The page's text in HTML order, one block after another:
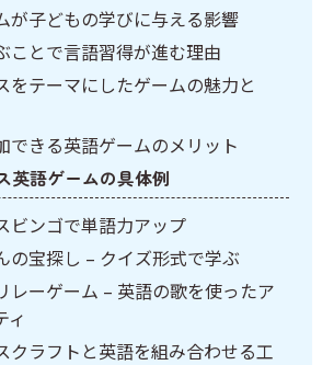
が子どもの学びに与える影響
ことで言語習得が進む理由
をテーマにしたゲームの魅力と
できる英語ゲームのメリット
英語ゲームの具体例
ビンゴで単語力アップ
の宝探し – クイズ形式で学ぶ
レーゲーム – 英語の歌を使ったア
ィ
クラフトと英語を組み合わせる工